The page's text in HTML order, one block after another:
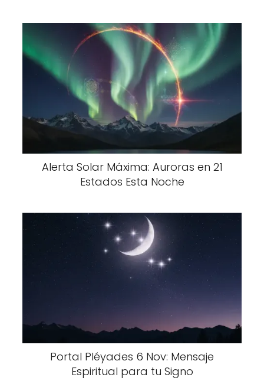
Alerta Solar Máxima: Auroras en 21
Estados Esta Noche
Portal Pléyades 6 Nov: Mensaje
Espiritual para tu Signo